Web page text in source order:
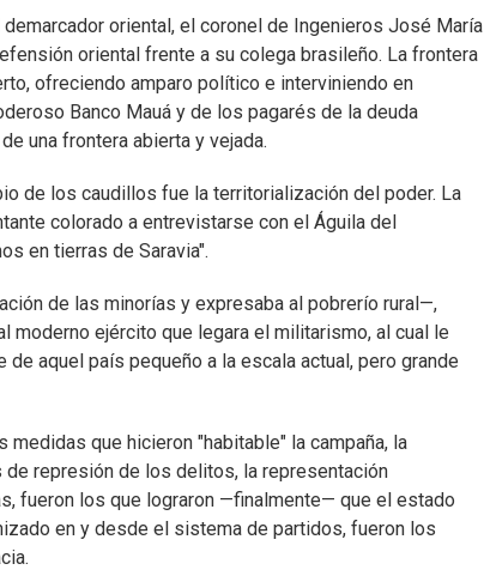
oriental, el coronel de Ingenieros José María
oriental frente a su colega brasileño. La frontera
ofreciendo amparo político e interviniendo en
Banco Mauá y de los pagarés de la deuda
una frontera abierta y vejada.
de los caudillos fue la territorialización del poder. La
colorado a entrevistarse con el Águila del
en tierras de Saravia".
de las minorías y expresaba al pobrerío rural—,
moderno ejército que legara el militarismo, al cual le
aquel país pequeño a la escala actual, pero grande
que hicieron "habitable" la campaña, la
represión de los delitos, la representación
fueron los que lograron —finalmente— que el estado
en y desde el sistema de partidos, fueron los